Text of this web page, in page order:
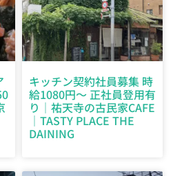
キッチン契約社員募集 時
給1080円～ 正社員登用有
り｜祐天寺の古民家CAFE
｜TASTY PLACE THE
DAINING